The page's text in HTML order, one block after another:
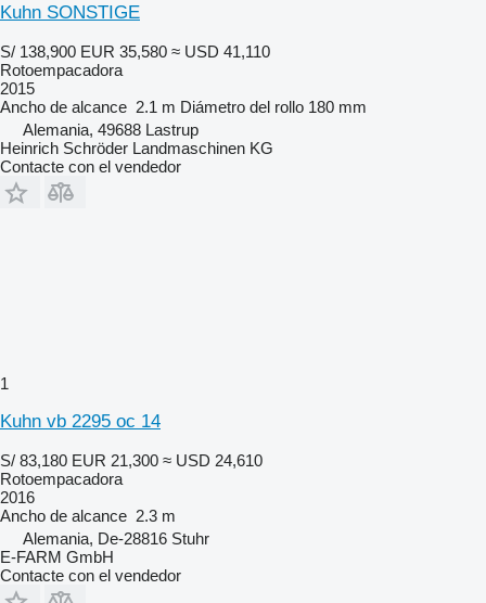
Kuhn SONSTIGE
S/ 138,900 EUR 35,580 ≈ USD 41,110
Rotoempacadora
2015
Ancho de alcance 2.1 m Diámetro del rollo 180 mm
Alemania, 49688 Lastrup
Heinrich Schröder Landmaschinen KG
Contacte con el vendedor
1
Kuhn vb 2295 oc 14
S/ 83,180 EUR 21,300 ≈ USD 24,610
Rotoempacadora
2016
Ancho de alcance 2.3 m
Alemania, De-28816 Stuhr
E-FARM GmbH
Contacte con el vendedor